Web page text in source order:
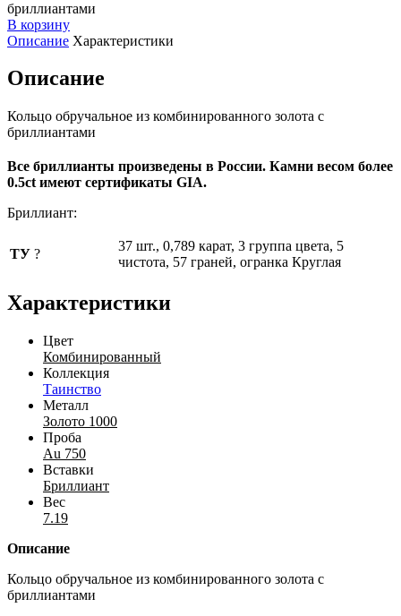
бриллиантами
В корзину
Описание Характеристики
Описание
Кольцо обручальное из комбинированного золота с
бриллиантами
Все бриллианты произведены в России. Камни весом более
0.5ct имеют сертификаты GIA.
Бриллиант:
ТУ ?
37 шт., 0,789 карат, 3 группа цвета, 5
чистота, 57 граней, огранка Круглая
Характеристики
Цвет
Комбинированный
Коллекция
Таинство
Металл
Золото 1000
Проба
Au 750
Вставки
Бриллиант
Вес
7.19
Описание
Кольцо обручальное из комбинированного золота с
бриллиантами